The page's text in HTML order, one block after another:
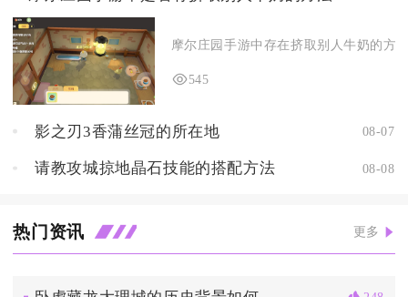
摩尔庄园手游中存在挤取别人牛奶的方
545
影之刃3香蒲丝冠的所在地 08-07
请教攻城掠地晶石技能的搭配方法 08-08
热门资讯 更多